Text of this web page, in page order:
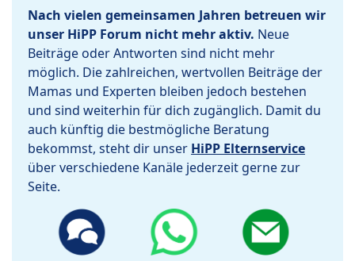
Nach vielen gemeinsamen Jahren betreuen wir
unser HiPP Forum nicht mehr aktiv. Neue
Beiträge oder Antworten sind nicht mehr
möglich. Die zahlreichen, wertvollen Beiträge der
Mamas und Experten bleiben jedoch bestehen
und sind weiterhin für dich zugänglich. Damit du
auch künftig die bestmögliche Beratung
bekommst, steht dir unser HiPP Elternservice
über verschiedene Kanäle jederzeit gerne zur
Seite.